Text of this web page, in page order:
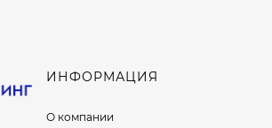
ИНФОРМАЦИЯ
О компании